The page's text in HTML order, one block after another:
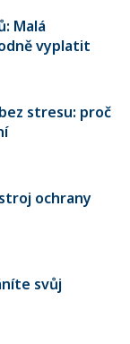
Malá
vyplatit
stresu: proč
ochrany
svůj